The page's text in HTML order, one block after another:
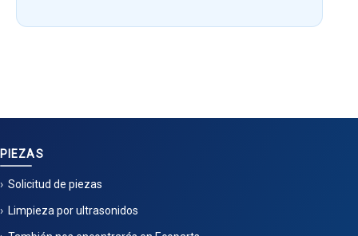
PIEZAS
Solicitud de piezas
Limpieza por ultrasonidos